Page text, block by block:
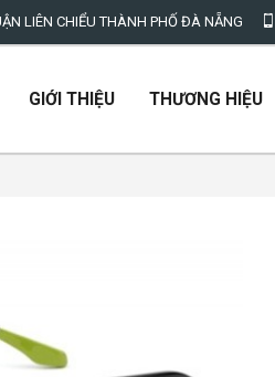
LIÊN CHIỂU THÀNH PHỐ ĐÀ NẴNG
GIỚI THIỆU THƯƠNG HIỆU